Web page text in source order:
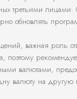
третьими
обновлять
важная роль
поэтому
валютами,
валюту на